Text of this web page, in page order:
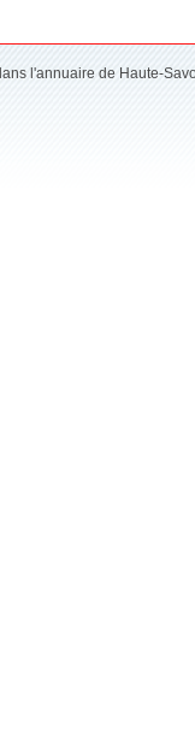
l'annuaire de Haute-